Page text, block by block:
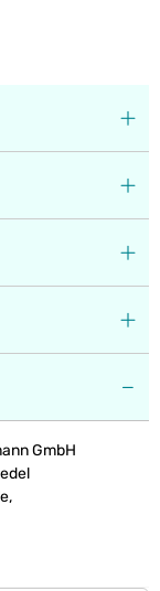
GmbH